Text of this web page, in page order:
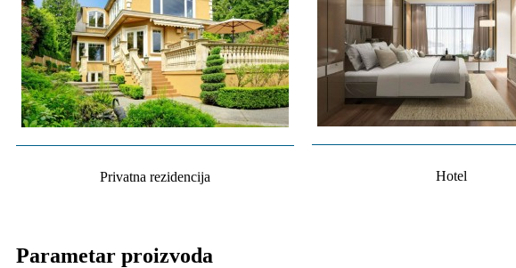
Privatna rezidencija Hotel
Parametar proizvoda